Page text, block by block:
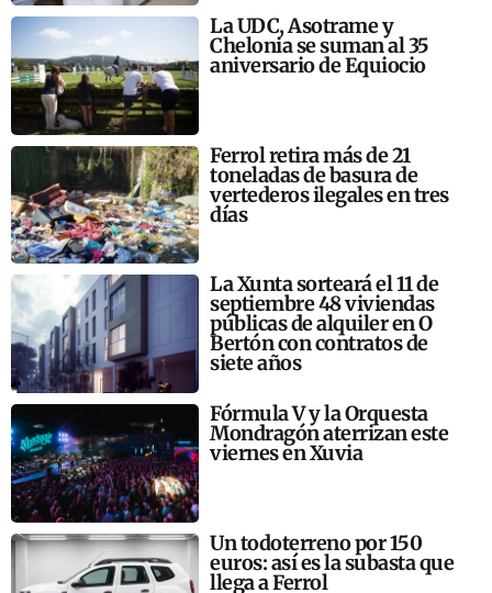
La UDC, Asotrame y
Chelonia se suman al 35
aniversario de Equiocio
Ferrol retira más de 21
toneladas de basura de
vertederos ilegales en tres
días
La Xunta sorteará el 11 de
septiembre 48 viviendas
públicas de alquiler en O
Bertón con contratos de
siete años
Fórmula V y la Orquesta
Mondragón aterrizan este
viernes en Xuvia
Un todoterreno por 150
euros: así es la subasta que
llega a Ferrol